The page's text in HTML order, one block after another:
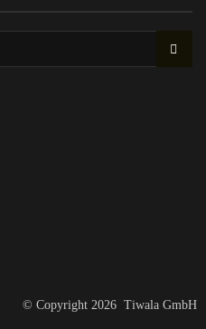
© Copyright 2026 Tiwala GmbH